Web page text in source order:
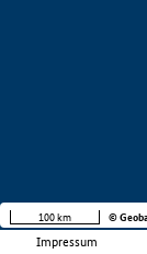
Impressum
100 km ©